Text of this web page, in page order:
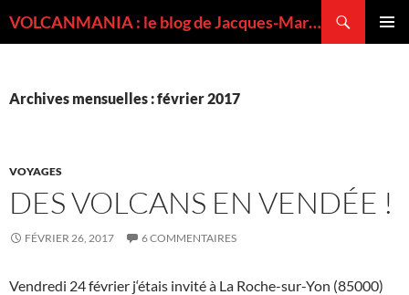
VOLCANMANIA : le blog de Jacques-Marie BARDINTZEFF, volcanologue
Archives mensuelles : février 2017
VOYAGES
DES VOLCANS EN VENDÉE !
FÉVRIER 26, 2017 6 COMMENTAIRES
Vendredi 24 février j‘étais invité à La Roche-sur-Yon (85000)